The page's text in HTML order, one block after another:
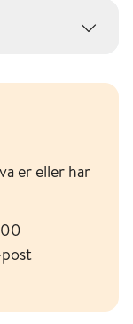
er eller har